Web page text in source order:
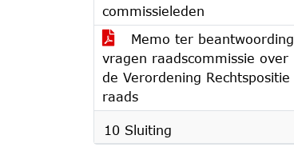
commissieleden
Memo ter beantwoording
vragen raadscommissie over
de Verordening Rechtspositie
raads
10 Sluiting